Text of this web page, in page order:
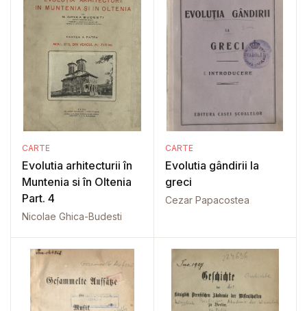
CARTE
Evolutia arhitecturii în
Muntenia si în Oltenia
Part. 4
Nicolae Ghica-Budesti
CARTE
Evolutia gândirii la
greci
Cezar Papacostea